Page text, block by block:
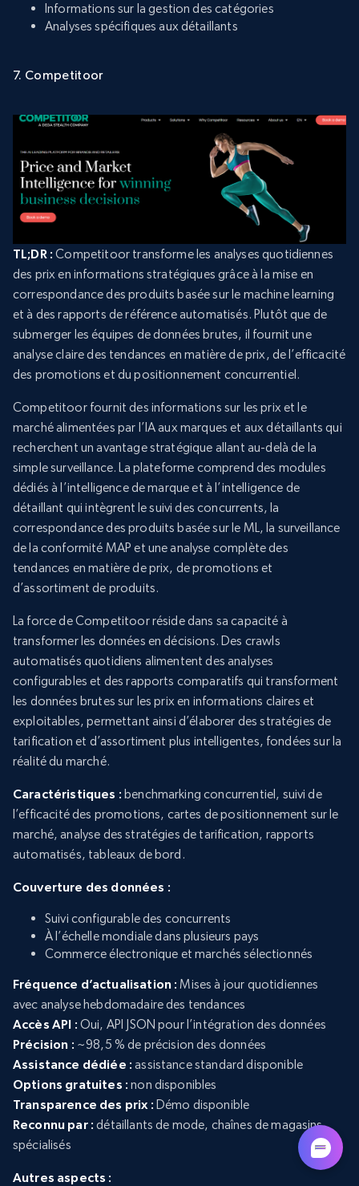
Informations sur la gestion des catégories
Analyses spécifiques aux détaillants
7. Competitoor
TL;DR : Competitoor transforme les analyses quotidiennes
des prix en informations stratégiques grâce à la mise en
correspondance des produits basée sur le machine learning
et à des rapports de référence automatisés. Plutôt que de
submerger les équipes de données brutes, il fournit une
analyse claire des tendances en matière de prix, de l’efficacité
des promotions et du positionnement concurrentiel.
Competitoor fournit des informations sur les prix et le
marché alimentées par l’IA aux marques et aux détaillants qui
recherchent un avantage stratégique allant au-delà de la
simple surveillance. La plateforme comprend des modules
dédiés à l’intelligence de marque et à l’intelligence de
détaillant qui intègrent le suivi des concurrents, la
correspondance des produits basée sur le ML, la surveillance
de la conformité MAP et une analyse complète des
tendances en matière de prix, de promotions et
d’assortiment de produits.
La force de Competitoor réside dans sa capacité à
transformer les données en décisions. Des crawls
automatisés quotidiens alimentent des analyses
configurables et des rapports comparatifs qui transforment
les données brutes sur les prix en informations claires et
exploitables, permettant ainsi d’élaborer des stratégies de
tarification et d’assortiment plus intelligentes, fondées sur la
réalité du marché.
Caractéristiques : benchmarking concurrentiel, suivi de
l’efficacité des promotions, cartes de positionnement sur le
marché, analyse des stratégies de tarification, rapports
automatisés, tableaux de bord.
Couverture des données :
Suivi configurable des concurrents
À l’échelle mondiale dans plusieurs pays
Commerce électronique et marchés sélectionnés
Fréquence d’actualisation : Mises à jour quotidiennes
avec analyse hebdomadaire des tendances
Accès API : Oui, API JSON pour l’intégration des données
Précision : ~98,5 % de précision des données
Assistance dédiée : assistance standard disponible
Options gratuites : non disponibles
Transparence des prix : Démo disponible
Reconnu par : détaillants de mode, chaînes de magasins
spécialisés
Autres aspects :